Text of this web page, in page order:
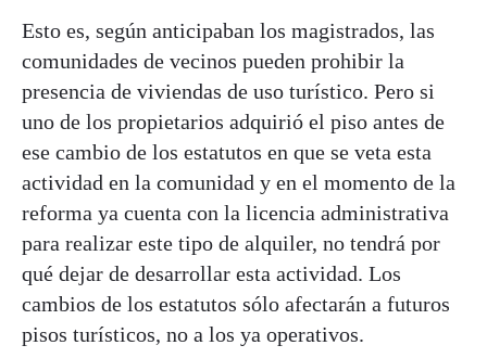
Esto es, según anticipaban los magistrados, las
comunidades de vecinos pueden prohibir la
presencia de viviendas de uso turístico. Pero si
uno de los propietarios adquirió el piso antes de
ese cambio de los estatutos en que se veta esta
actividad en la comunidad y en el momento de la
reforma ya cuenta con la licencia administrativa
para realizar este tipo de alquiler, no tendrá por
qué dejar de desarrollar esta actividad. Los
cambios de los estatutos sólo afectarán a futuros
pisos turísticos, no a los ya operativos.